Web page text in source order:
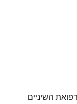
השיניים